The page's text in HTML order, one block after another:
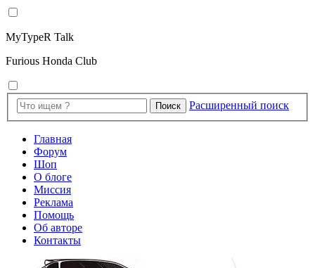
MyTypeR Talk
Furious Honda Club
Поиск Расширенный поиск
Главная
Форум
Шоп
О блоге
Миссия
Реклама
Помощь
Об авторе
Контакты